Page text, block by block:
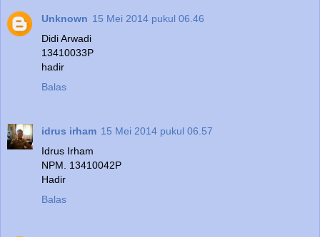
Unknown 15 Mei 2014 pukul 06.46
Didi Arwadi
13410033P
hadir
Balas
idrus irham 15 Mei 2014 pukul 06.57
Idrus Irham
NPM. 13410042P
Hadir
Balas